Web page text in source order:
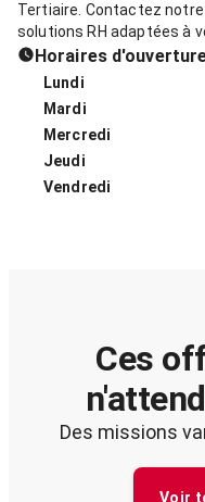
Tertiaire. Contactez
solutions RH adaptées à
Horaires
Lundi
Mardi
Mercredi
Jeudi
Vendredi
Ces
Des missions
Voir